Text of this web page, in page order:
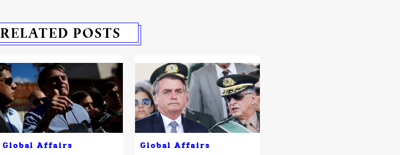
RELATED POSTS
Global Affairs Global Affairs